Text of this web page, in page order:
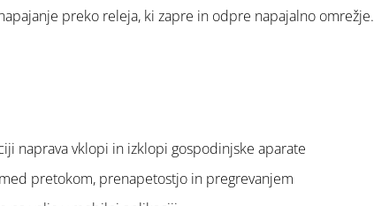
preko releja, ki zapre in odpre napajalno omrežje.
naprava vklopi in izklopi gospodinjske aparate
pretokom, prenapetostjo in pregrevanjem